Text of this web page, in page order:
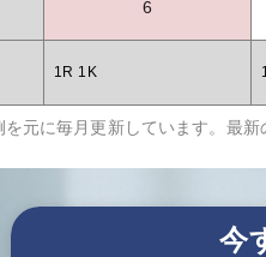
6
1R 1K
元に毎月更新しています。最新
今